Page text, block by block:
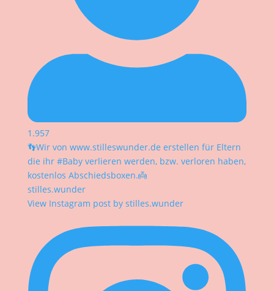
1.957
👣Wir von www.stilleswunder.de erstellen für Eltern
die ihr #Baby verlieren werden, bzw. verloren haben,
kostenlos Abschiedsboxen.👼
stilles.wunder
View Instagram post by stilles.wunder